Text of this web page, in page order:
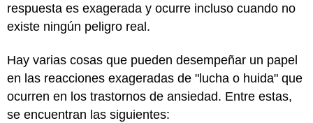
respuesta es exagerada y ocurre incluso cuando no
existe ningún peligro real.
Hay varias cosas que pueden desempeñar un papel
en las reacciones exageradas de "lucha o huida" que
ocurren en los trastornos de ansiedad. Entre estas,
se encuentran las siguientes: